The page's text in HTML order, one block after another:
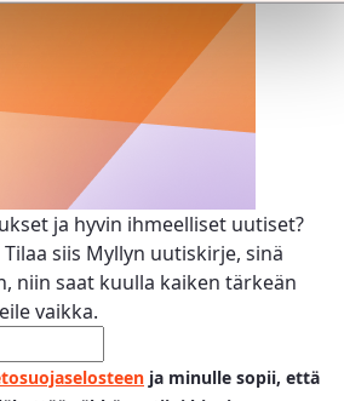
ja hyvin ihmeelliset uutiset?
siis Myllyn uutiskirje, sinä
niin saat kuulla kaiken tärkeän
vaikka.
ja minulle sopii, että